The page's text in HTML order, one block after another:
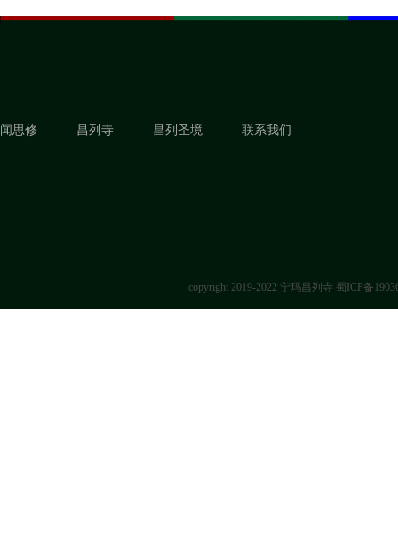
闻思修 昌列寺 昌列圣境 联系我们
copyright 2019-2022 宁玛昌列寺 蜀ICP备